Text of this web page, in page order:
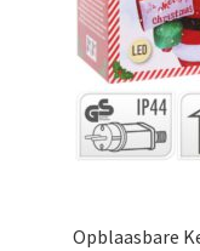
Opblaasbare